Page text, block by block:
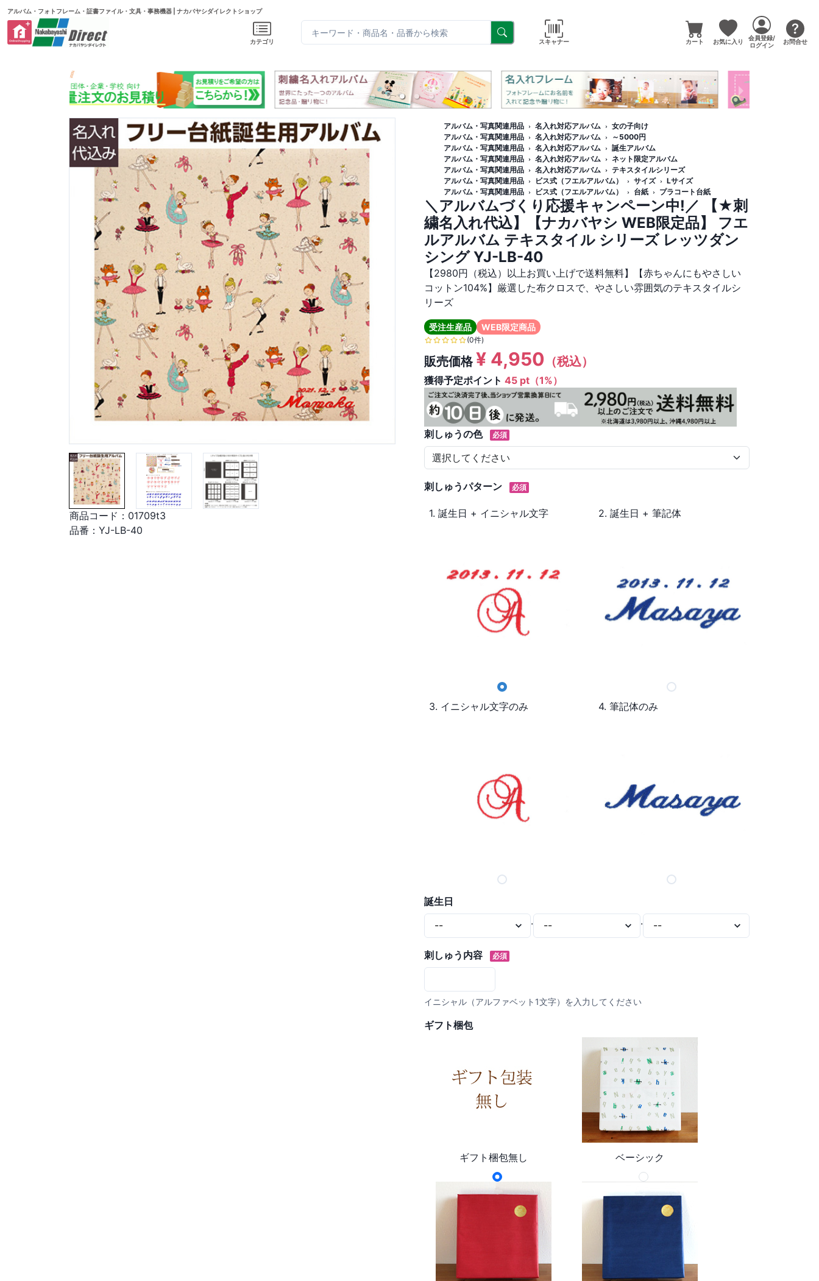
アルバム・フォトフレーム・証書ファイル・文具・事務機器 | ナカバヤシダイレクトショップ
カテゴリ スキャナー カート お気に入り
会員登録/
ログイン
お問合せ
商品コード： 01709t3
品番： YJ-LB-40
アルバム・写真関連用品 名入れ対応アルバム
女の子向け
アルバム・写真関連用品
名入れ対応アルバム
～5000円
アルバム・写真関連用品
名入れ対応アルバム
誕生アルバム
アルバム・写真関連用品
名入れ対応アルバム
ネット限定アルバム
アルバム・写真関連用品
名入れ対応アルバム
テキスタイルシリーズ
アルバム・写真関連用品
ビス式（フエルアルバム） サイズ
Lサイズ
アルバム・写真関連用品
ビス式（フエルアルバム） 台紙 プラコート台紙
＼アルバムづくり応援キャンペーン中!／ 【★刺
繍名入れ代込】【ナカバヤシ WEB限定品】 フエ
ルアルバム テキスタイル シリーズ レッツダン
シング YJ-LB-40
【2980円（税込）以上お買い上げで送料無料】【赤ちゃんにもやさしい
コットン104%】厳選した布クロスで、やさしい雰囲気のテキスタイルシ
リーズ
受注生産品 WEB限定商品
(0件)
販売価格¥ 4,950 （税込）
獲得予定ポイント 45 pt（1%）
刺しゅうの色 必須
刺しゅうパターン 必須
1. 誕生日 + イニシャル文字 2. 誕生日 + 筆記体
3. イニシャル文字のみ 4. 筆記体のみ
誕生日
.
.
刺しゅう内容 必須
イニシャル（アルファベット1文字）を入力してください
ギフト梱包
ギフト梱包無し ベーシック